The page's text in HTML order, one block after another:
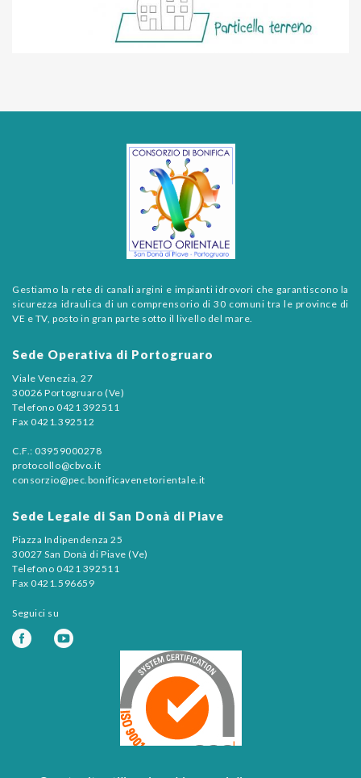
Gestiamo la rete di canali argini e impianti idrovori che garantiscono la
sicurezza idraulica di un comprensorio di 30 comuni tra le province di
VE e TV, posto in gran parte sotto il livello del mare.
Sede Operativa di Portogruaro
Viale Venezia, 27
30026 Portogruaro (Ve)
Telefono 0421 392511
Fax 0421.392512
C.F.: 03959000278
protocollo@cbvo.it
consorzio@pec.bonificavenetorientale.it
Sede Legale di San Donà di Piave
Piazza Indipendenza 25
30027 San Donà di Piave (Ve)
Telefono 0421 392511
Fax 0421.596659
Seguici su